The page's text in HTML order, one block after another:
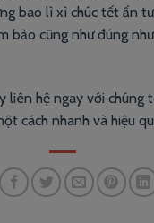
bao lì xì chúc tết ấn
bảo cũng như đúng
liên hệ ngay với chúng
cách nhanh và hiệu